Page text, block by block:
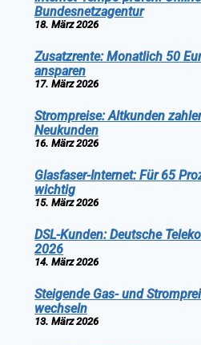
Bundesnetzagentur
18. März 2026
Zusatzrente: Monatlich 50
ansparen
17. März 2026
Strompreise: Altkunden
Neukunden
16. März 2026
Glasfaser-Internet: Für 65
wichtig
15. März 2026
DSL-Kunden: Deutsche
2026
14. März 2026
Steigende Gas- und
wechseln
13. März 2026